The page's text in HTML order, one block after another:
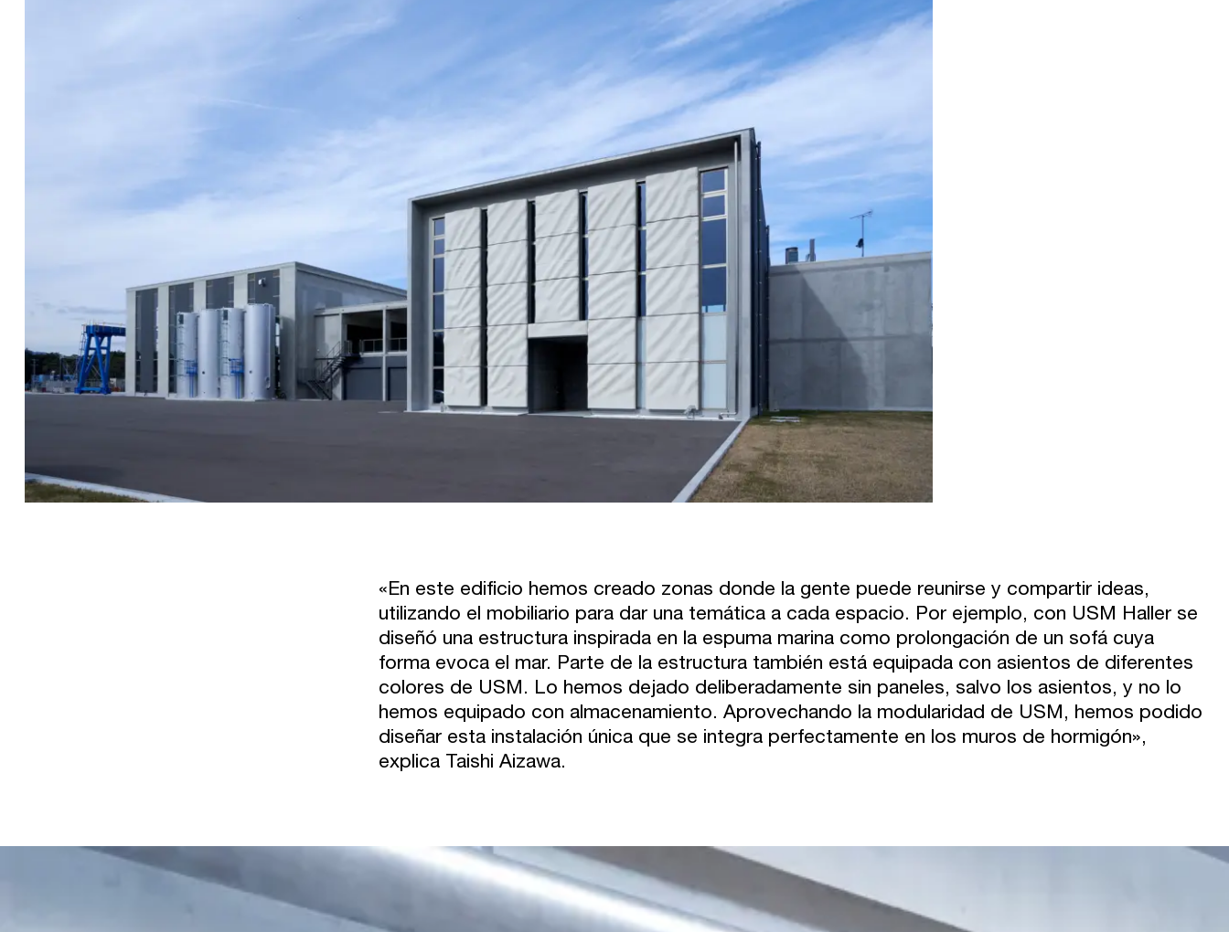
«En este edificio hemos creado zonas donde la gente puede reunirse y compartir ideas,
utilizando el mobiliario para dar una temática a cada espacio. Por ejemplo, con USM Haller se
diseñó una estructura inspirada en la espuma marina como prolongación de un sofá cuya
forma evoca el mar. Parte de la estructura también está equipada con asientos de diferentes
colores de USM. Lo hemos dejado deliberadamente sin paneles, salvo los asientos, y no lo
hemos equipado con almacenamiento. Aprovechando la modularidad de USM, hemos podido
diseñar esta instalación única que se integra perfectamente en los muros de hormigón»,
explica Taishi Aizawa.